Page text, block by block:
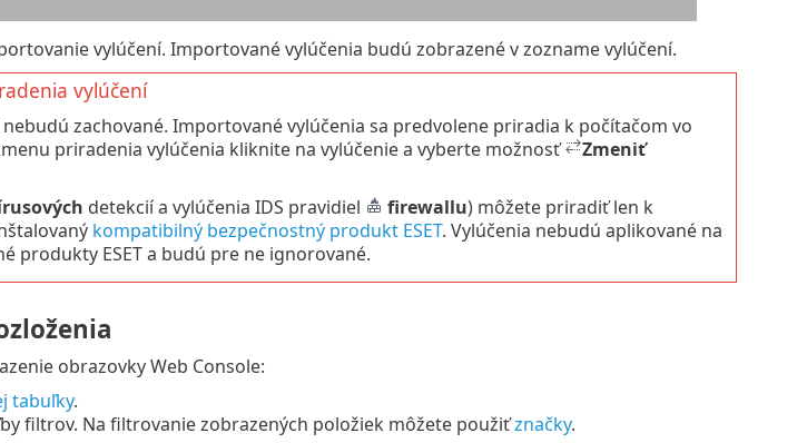
vylúčení. Importované vylúčenia budú zobrazené v zozname vylúčení.
vylúčení
zachované. Importované vylúčenia sa predvolene priradia k počítačom vo
priradenia vylúčenia kliknite na vylúčenie a vyberte možnosť
Zmeniť
detekcií a vylúčenia IDS pravidiel firewallu) môžete priradiť len k
kompatibilný bezpečnostný produkt ESET. Vylúčenia nebudú aplikované na
produkty ESET a budú pre ne ignorované.
obrazovky Web Console:
tabuľky.
filtrov. Na filtrovanie zobrazených položiek môžete použiťznačky.